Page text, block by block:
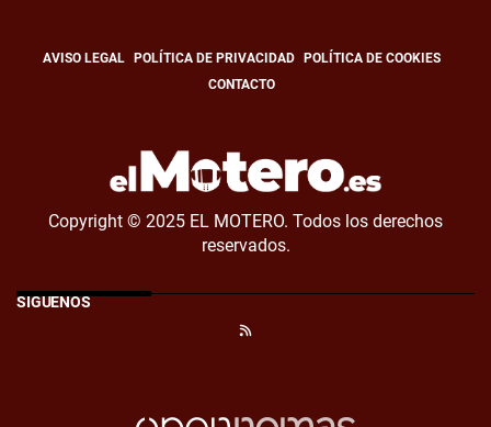
AVISO LEGAL POLÍTICA DE PRIVACIDAD
POLÍTICA DE COOKIES
CONTACTO
Copyright © 2025 EL MOTERO. Todos los derechos
reservados.
SÍGUENOS